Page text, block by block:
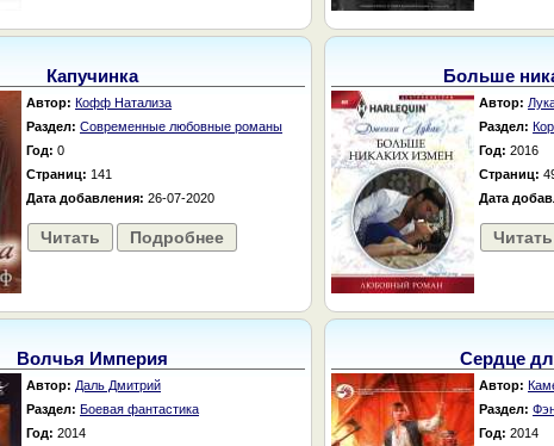
Капучинка
Автор: Кофф Натализа
Раздел: Современные любовные романы
Год: 0
Страниц: 141
Дата добавления: 26-07-2020
Читать Подробнее
Больше
Автор:
Раздел:
Год: 2016
Страниц:
Дата
Читать
Волчья Империя
Автор: Даль Дмитрий
Раздел: Боевая фантастика
Год: 2014
Сердце
Автор:
Раздел:
Год: 2014